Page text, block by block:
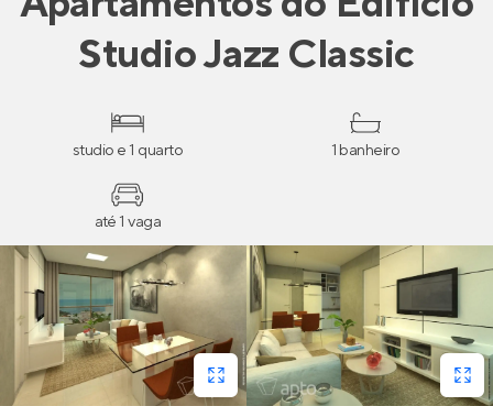
Studio Jazz Classic
studio e 1 quarto 1 banheiro
até 1 vaga